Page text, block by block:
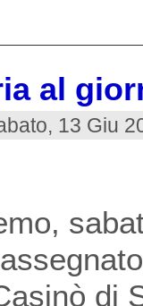
al
13 Giu
di